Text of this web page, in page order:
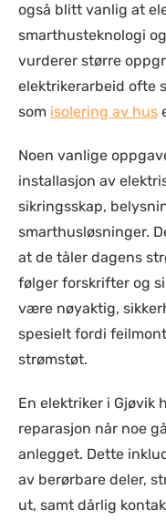
også blitt vanlig at
smarthusteknologi
vurderer større
elektrikerarbeid ofte
som isolering av hus
Noen vanlige
installasjon av
sikringsskap,
smarthusløsninger.
at de tåler dagens
følger forskrifter og
være nøyaktig,
spesielt fordi
strømstøt.
En elektriker i Gjøvik
reparasjon når noe
anlegget. Dette
av berørbare deler,
ut, samt dårlig